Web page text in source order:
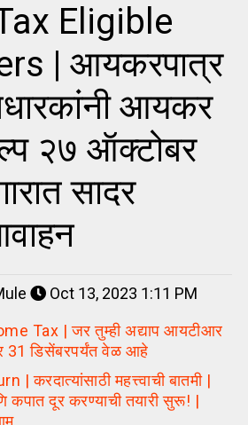
Eligible
| आयकरपात्र
आयकर
२७ ऑक्टोबर
सादर
Oct 13, 2023 1:11 PM
Tax | जर तुम्ही अद्याप आयटीआर
31 डिसेंबरपर्यंत वेळ आहे
करदात्यांसाठी महत्त्वाची बातमी |
दूर करण्याची तयारी सुरू! |